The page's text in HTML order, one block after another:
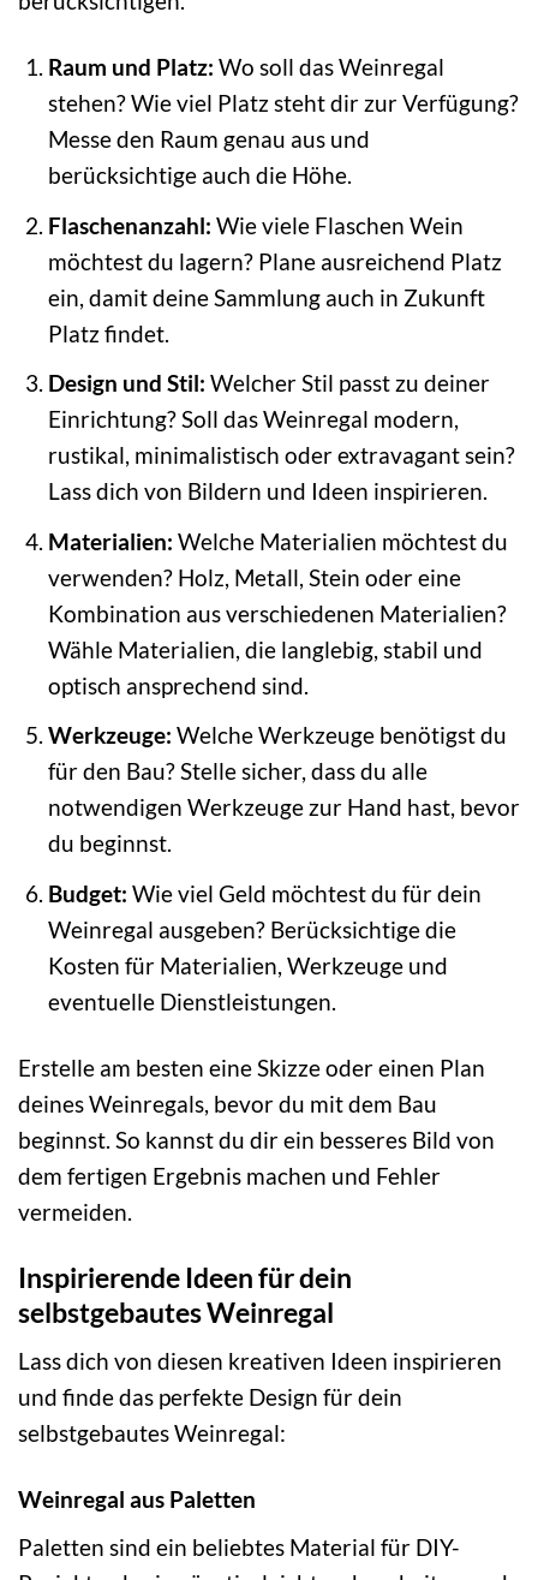
Raum und Platz: Wo soll das Weinregal
stehen? Wie viel Platz steht dir zur Verfügung?
Messe den Raum genau aus und
berücksichtige auch die Höhe.
Flaschenanzahl: Wie viele Flaschen Wein
möchtest du lagern? Plane ausreichend Platz
ein, damit deine Sammlung auch in Zukunft
Platz findet.
Design und Stil: Welcher Stil passt zu deiner
Einrichtung? Soll das Weinregal modern,
rustikal, minimalistisch oder extravagant sein?
Lass dich von Bildern und Ideen inspirieren.
Materialien: Welche Materialien möchtest du
verwenden? Holz, Metall, Stein oder eine
Kombination aus verschiedenen Materialien?
Wähle Materialien, die langlebig, stabil und
optisch ansprechend sind.
Werkzeuge: Welche Werkzeuge benötigst du
für den Bau? Stelle sicher, dass du alle
notwendigen Werkzeuge zur Hand hast, bevor
du beginnst.
Budget: Wie viel Geld möchtest du für dein
Weinregal ausgeben? Berücksichtige die
Kosten für Materialien, Werkzeuge und
eventuelle Dienstleistungen.
Erstelle am besten eine Skizze oder einen Plan
deines Weinregals, bevor du mit dem Bau
beginnst. So kannst du dir ein besseres Bild von
dem fertigen Ergebnis machen und Fehler
vermeiden.
Inspirierende Ideen für dein
selbstgebautes Weinregal
Lass dich von diesen kreativen Ideen inspirieren
und finde das perfekte Design für dein
selbstgebautes Weinregal:
Weinregal aus Paletten
Paletten sind ein beliebtes Material für DIY-